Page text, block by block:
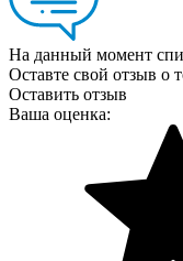
На данный момент
Оставте свой отзыв о
Оставить отзыв
Ваша оценка: